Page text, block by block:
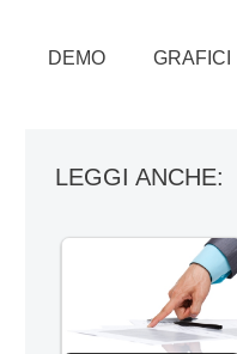
DEMO GRAFICI
LEGGI ANCHE: